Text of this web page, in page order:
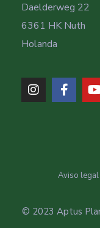
Daelderweg 22
6361 HK Nuth
Holanda
Aviso legal
© 2023 Aptus